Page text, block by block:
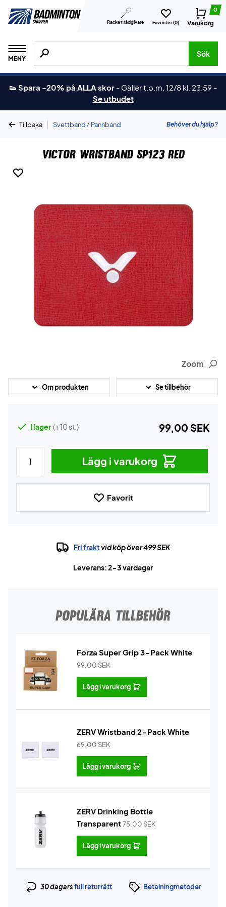
Racket rådgivare Favoriter (0)
0
Varukorg
MENY
Sök efter produkter, märken osv.
Sök
👟 Spara -20% på ALLA skor - Gäller t.o.m. 12/8 kl. 23:59 -
Se utbudet
Tillbaka | Svettband / Pannband Behöver du hjälp?
Victor Wristband SP123 Red
Zoom
Om produkten Se tillbehör
I lager (+ 10 st.) 99,00 SEK
Lägg i varukorg
Favorit
Fri fraktvid köp över 499 SEK
Leverans: 2-3 vardagar
POPULÄRA TILLBEHÖR
Forza Super Grip 3-Pack White
99,00 SEK
Lägg i varukorg
ZERV Wristband 2-Pack White
69,00 SEK
Lägg i varukorg
ZERV Drinking Bottle
Transparent75,00 SEK
Lägg i varukorg
30 dagarsfull returrätt Betalningmetoder